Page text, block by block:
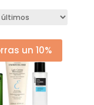
un 10%